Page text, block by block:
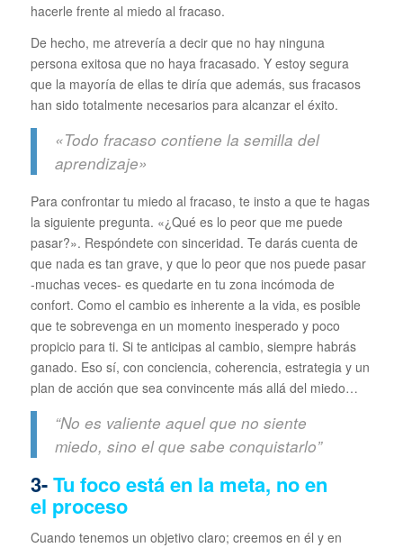
hacerle frente al miedo al fracaso.
De hecho, me atrevería a decir que no hay ninguna
persona exitosa que no haya fracasado. Y estoy segura
que la mayoría de ellas te diría que además, sus fracasos
han sido totalmente necesarios para alcanzar el éxito.
«Todo fracaso contiene la semilla del
aprendizaje»
Para confrontar tu miedo al fracaso, te insto a que te hagas
la siguiente pregunta. «¿Qué es lo peor que me puede
pasar?». Respóndete con sinceridad. Te darás cuenta de
que nada es tan grave, y que lo peor que nos puede pasar
-muchas veces- es quedarte en tu zona incómoda de
confort. Como el cambio es inherente a la vida, es posible
que te sobrevenga en un momento inesperado y poco
propicio para ti. Si te anticipas al cambio, siempre habrás
ganado. Eso sí, con conciencia, coherencia, estrategia y un
plan de acción que sea convincente más allá del miedo…
“No es valiente aquel que no siente
miedo, sino el que sabe conquistarlo”
3- Tu foco está en la meta, no en
el proceso
Cuando tenemos un objetivo claro; creemos en él y en